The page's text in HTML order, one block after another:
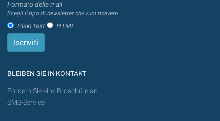
Formato della mail
Scegli il tipo di newsletter che vuoi ricevere.
Plain text HTML
BLEIBEN SIE IN KONTAKT
Fordern Sie eine Broschüre an
SMS-Service